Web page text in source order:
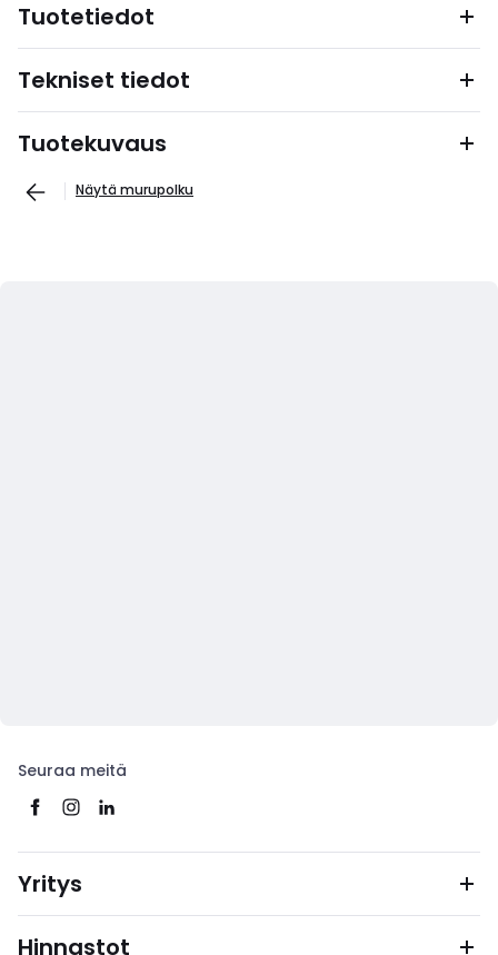
Tuotetiedot
Tekniset tiedot
Tuotekuvaus
Näytä murupolku
Seuraa meitä
Yritys
Hinnastot